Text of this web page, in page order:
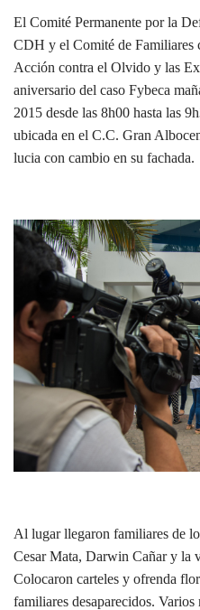
El Comité Permanente por la
CDH y el Comité de Familiares
Acción contra el Olvido y las
aniversario del caso Fybeca
2015 desde las 8h00 hasta las
ubicada en el C.C. Gran
lucia con cambio en su fachada.
Al lugar llegaron familiares de
Cesar Mata, Darwin Cañar y la
Colocaron carteles y ofrenda
familiares desaparecidos.